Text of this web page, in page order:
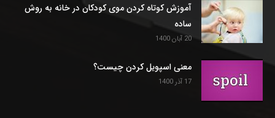
آموزش کوتاه کردن موی کودکان در خانه به روش
ساده
20 آبان 1400
معنی اسپویل کردن چیست؟
17 آذر 1400